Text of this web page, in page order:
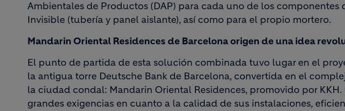
Ambientales de Productos (DAP) para cada uno de los componentes
Invisible (tubería y panel aislante), así como para el propio mortero.
Mandarin Oriental Residences de Barcelona origen de una idea
El punto de partida de esta solución combinada tuvo lugar en el
la antigua torre Deutsche Bank de Barcelona, convertida en el
la ciudad condal: Mandarin Oriental Residences, promovido por
grandes exigencias en cuanto a la calidad de sus instalaciones,